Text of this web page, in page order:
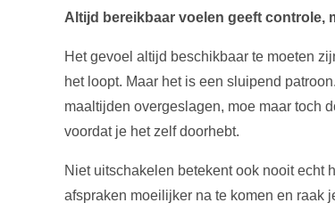
Altijd bereikbaar voelen geeft controle,
Het gevoel altijd beschikbaar te moeten
het loopt. Maar het is een sluipend
maaltijden overgeslagen, moe maar toch
voordat je het zelf doorhebt.
Niet uitschakelen betekent ook nooit echt
afspraken moeilijker na te komen en raak